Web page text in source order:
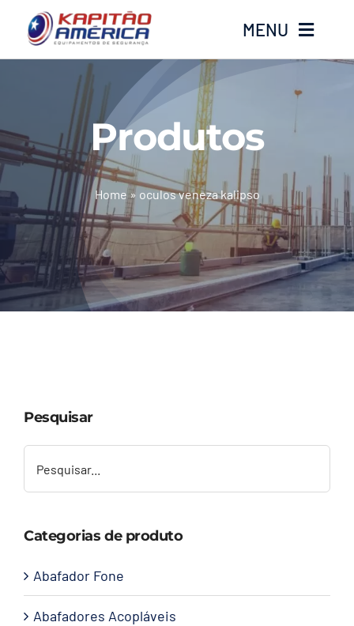
o
MENU
Produtos
Calçados
Luvas
Altura
Contato
Produtos
Home» oculos veneza kalipso
Pesquisar
Categorias de produto
Abafador Fone
Abafadores Acopláveis